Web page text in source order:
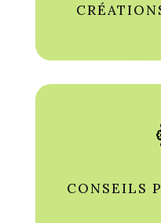
CONSEILS